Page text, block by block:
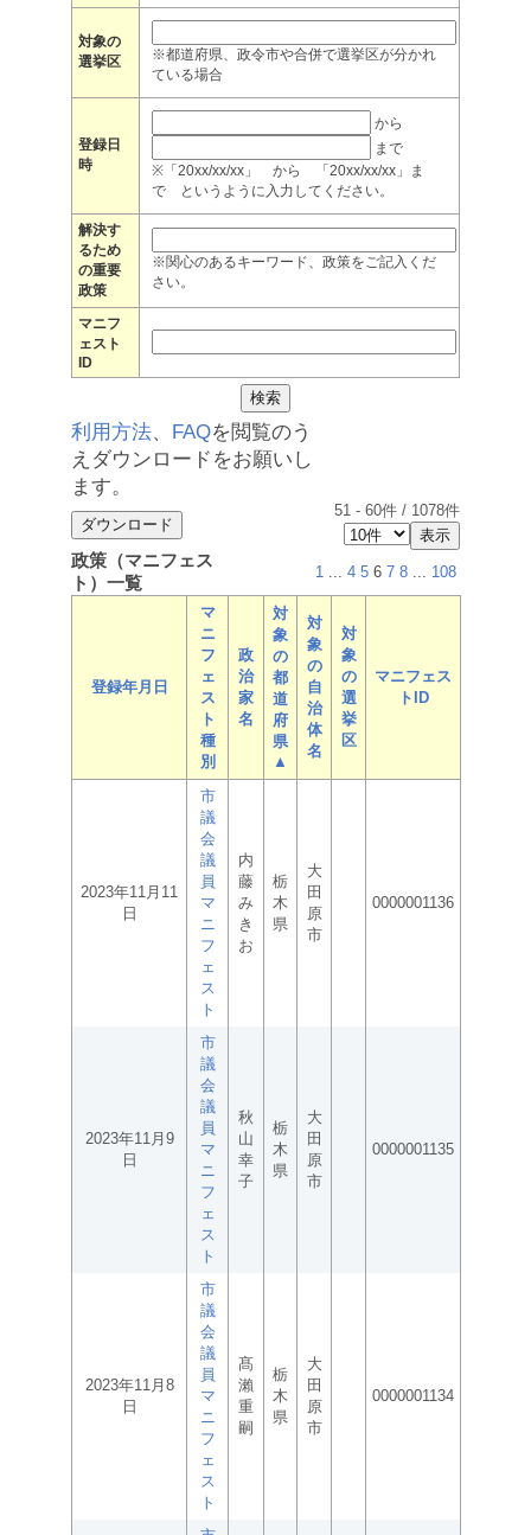
対象の
選挙区
※都道府県、政令市や合併で選挙区が分かれ
ている場合
登録日
時
から
まで
※「20xx/xx/xx」 から 「20xx/xx/xx」ま
で というように入力してください。
解決す
るため
の重要
政策
※関心のあるキーワード、政策をご記入くだ
さい。
マニフ
ェスト
ID
利用方法、 FAQを閲覧のう
えダウンロードをお願いし
ます。
51 - 60件 / 1078件
政策（マニフェス
ト）一覧
1 ... 4 5 6 7 8 ... 108
登録年月日
マ
ニ
フ
ェ
ス
ト
種
別
政
治
家
名
対
象
の
都
道
府
県
▲
対
象
の
自
治
体
名
対
象
の
選
挙
区
マニフェス
トID
2023年11月11
日
市
議
会
議
員
マ
ニ
フ
ェ
ス
ト
内
藤
み
き
お
栃
木
県
大
田
原
市
0000001136
2023年11月9
日
市
議
会
議
員
マ
ニ
フ
ェ
ス
ト
秋
山
幸
子
栃
木
県
大
田
原
市
0000001135
2023年11月8
日
市
議
会
議
員
マ
ニ
フ
ェ
ス
ト
髙
瀨
重
嗣
栃
木
県
大
田
原
市
0000001134